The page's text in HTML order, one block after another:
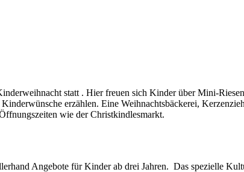
statt . Hier freuen sich Kinder über Mini-
erzählen. Eine Weihnachtsbäckerei,
wie der Christkindlesmarkt.
Angebote für Kinder ab drei Jahren. Das spezielle